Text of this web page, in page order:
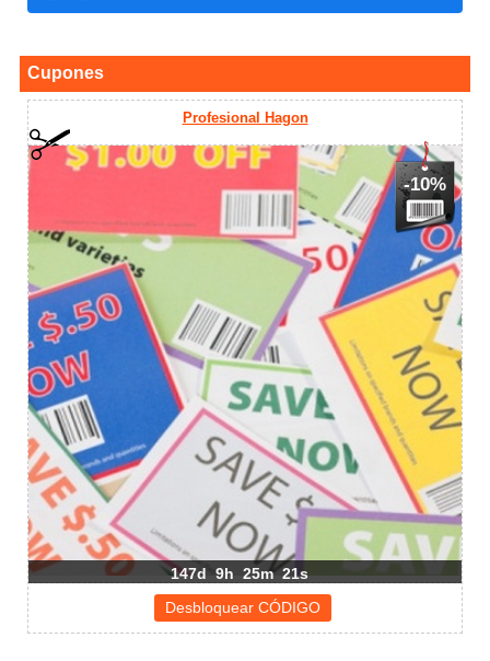
Cupones
Profesional Hagon
-10%
147d 9h 25m 20s